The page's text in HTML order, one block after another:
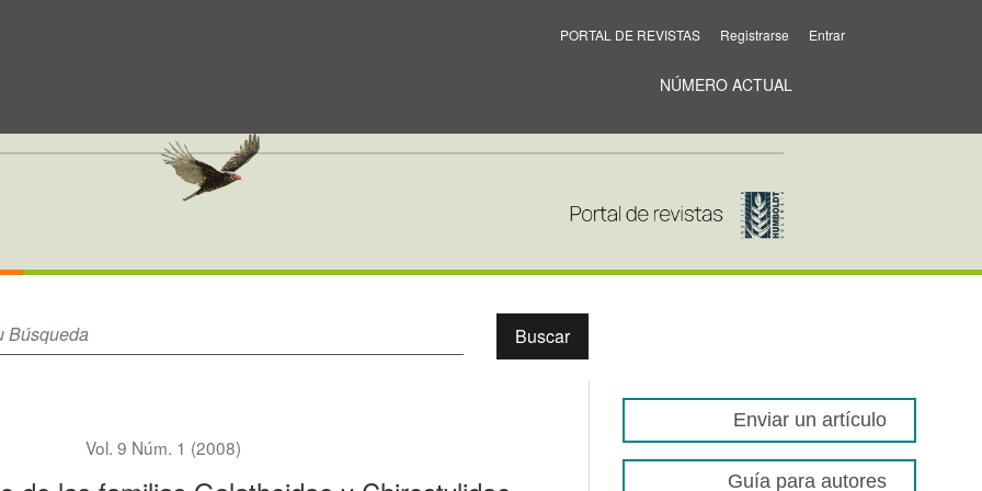
(Crustacea: Decapoda: Anomura) del Neotrópico
NÚMERO ACTUAL
PORTAL DE REVISTAS Registrarse Entrar
Buscar
Vol. 9 Núm. 1 (2008)
Enviar un artículo
Guía para autores